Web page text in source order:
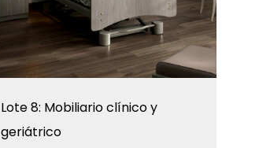
Lote 8: Mobiliario clínico y
geriátrico